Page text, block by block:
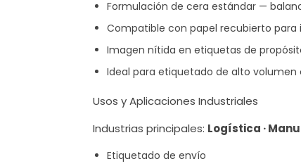
Formulación de cera estándar —
Compatible con papel recubierto para
Imagen nítida en etiquetas de
Ideal para etiquetado de alto
Usos y Aplicaciones Industriales
Industrias principales: Logística ·
Etiquetado de envío